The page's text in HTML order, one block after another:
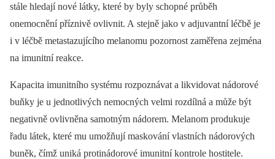
stále hledají nové látky, které by byly schopné průběh
onemocnění příznivě ovlivnit. A stejně jako v adjuvantní léčbě je
i v léčbě metastazujícího melanomu pozornost zaměřena zejména
na imunitní reakce.
Kapacita imunitního systému rozpoznávat a likvidovat nádorové
buňky je u jednotlivých nemocných velmi rozdílná a může být
negativně ovlivněna samotným nádorem. Melanom produkuje
řadu látek, které mu umožňují maskování vlastních nádorových
buněk, čímž uniká protinádorové imunitní kontrole hostitele.